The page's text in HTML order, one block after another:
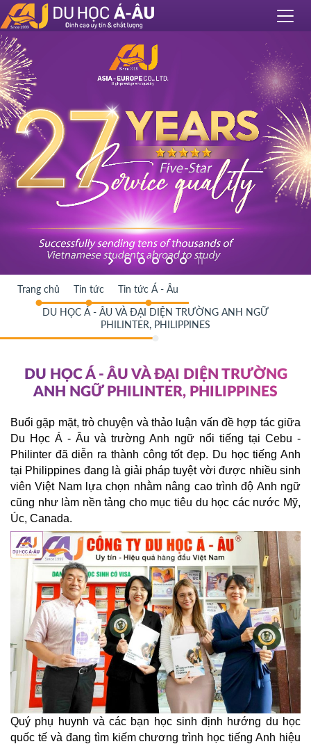
Trang chủ Tin tức Tin tức Á - Âu
DU HỌC Á - ÂU VÀ ĐẠI DIỆN TRƯỜNG ANH NGỮ
PHILINTER, PHILIPPINES
DU HỌC Á - ÂU VÀ ĐẠI DIỆN TRƯỜNG
ANH NGỮ PHILINTER, PHILIPPINES
Buổi gặp mặt, trò chuyện và thảo luận vấn đề hợp tác giữa
Du Học Á - Âu và trường Anh ngữ nổi tiếng tại Cebu -
Philinter đã diễn ra thành công tốt đẹp. Du học tiếng Anh
tại Philippines đang là giải pháp tuyệt vời được nhiều sinh
viên Việt Nam lựa chọn nhằm nâng cao trình độ Anh ngữ
cũng như làm nền tảng cho mục tiêu du học các nước Mỹ,
Úc, Canada.️
Quý phụ huynh và các bạn học sinh định hướng du học
quốc tế và đang tìm kiếm chương trình học tiếng Anh hiệu